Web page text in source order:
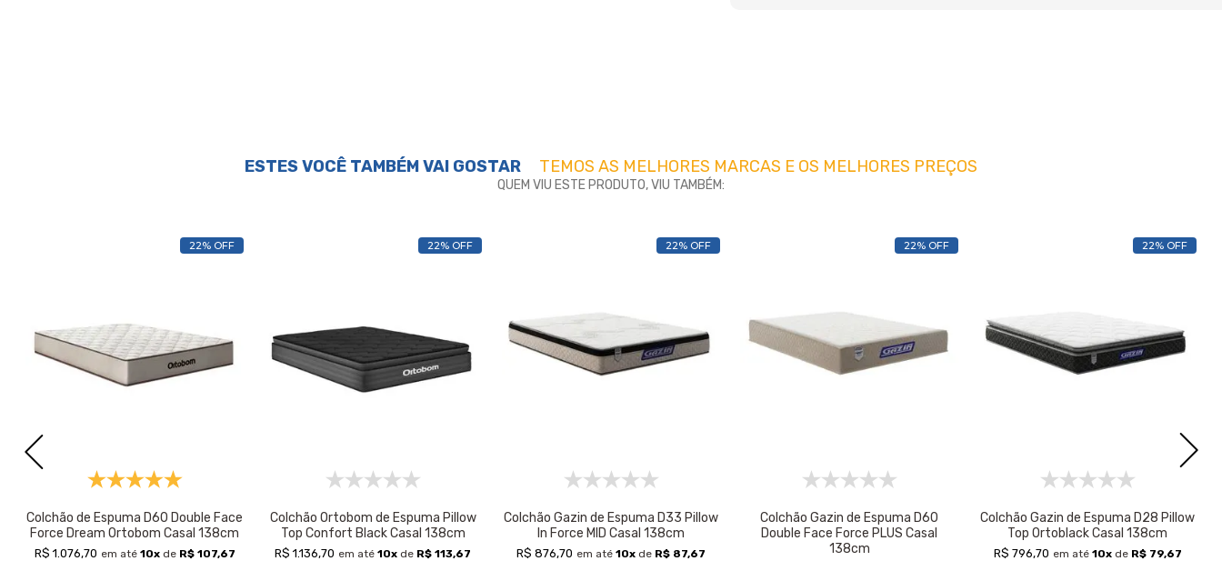
ESTES VOCÊ TAMBÉM VAI GOSTAR TEMOS AS MELHORES MARCAS E OS MELHORES PREÇOS
QUEM VIU ESTE PRODUTO, VIU TAMBÉM:
22% OFF
Colchão de Espuma D60 Double Face
Force Dream Ortobom Casal 138cm
R$ 1.076,70 em até 10xde R$ 107,67
22% OFF
Colchão Ortobom de Espuma Pillow
Top Confort Black Casal 138cm
R$ 1.136,70 em até 10x de R$ 113,67
22% OFF
Colchão Gazin de Espuma D33 Pillow
In Force MID Casal 138cm
R$ 876,70 em até 10x de R$ 87,67
22% OFF
Colchão Gazin de Espuma D60
Double Face Force PLUS Casal
138cm
22% OFF
Colchão Gazin de Espuma D28 Pillow
Top Ortoblack Casal 138cm
R$ 796,70 em até 10xde R$ 79,67